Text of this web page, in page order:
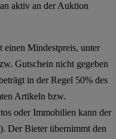
aktiv an der Auktion
einen Mindestpreis, unter
Gutschein nicht gegeben
in der Regel 50% des
Artikeln bzw.
oder Immobilien kann der
Der Bieter übernimmt den